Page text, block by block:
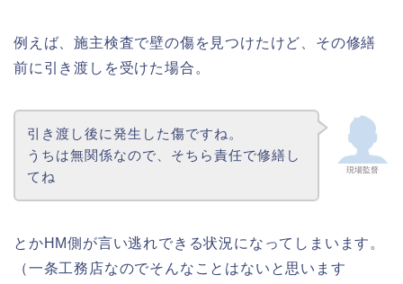
例えば、施主検査で壁の傷を見つけたけど、その修繕
前に引き渡しを受けた場合。
現場監督
引き渡し後に発生した傷ですね。
うちは無関係なので、そちら責任で修繕し
てね
とかHM側が言い逃れできる状況になってしまいます。
（一条工務店なのでそんなことはないと思います